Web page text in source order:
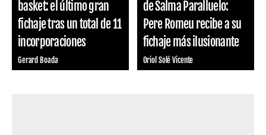
basket: el último gran
fichaje tras un total de 11
incorporaciones
Gerard Boada
de Salma Paralluelo:
Pere Romeu recibe a su
fichaje más ilusionante
Oriol Solé Vicente